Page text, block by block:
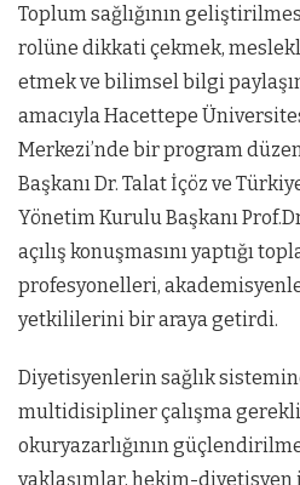
Toplum sağlığının
rolüne dikkati çekmek,
etmek ve bilimsel bilgi
amacıyla Hacettepe
Merkezi’nde bir program
Başkanı Dr. Talat İçöz ve
Yönetim Kurulu Başkanı
açılış konuşmasını yaptığı
profesyonelleri,
yetkililerini bir araya getirdi.
Diyetisyenlerin sağlık
multidisipliner çalışma
okuryazarlığının
yaklaşımlar, hekim-